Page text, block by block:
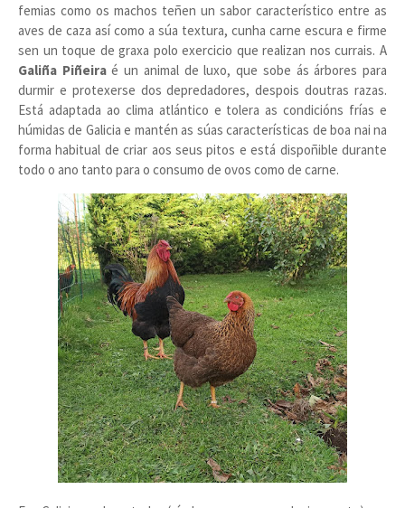
femias como os machos teñen un sabor característico entre as
aves de caza así como a súa textura, cunha carne escura e firme
sen un toque de graxa polo exercicio que realizan nos currais. A
Galiña Piñeiraé un animal de luxo, que sobe ás árbores para
durmir e protexerse dos depredadores, despois doutras razas.
Está adaptada ao clima atlántico e tolera as condicións frías e
húmidas de Galicia e mantén as súas características de boa nai na
forma habitual de criar aos seus pitos e está dispoñible durante
todo o ano tanto para o consumo de ovos como de carne.